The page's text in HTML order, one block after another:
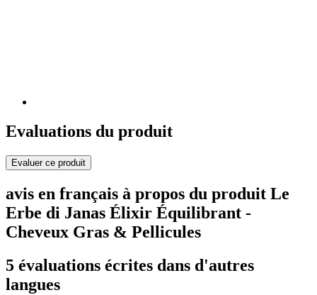
Evaluations du produit
Evaluer ce produit
avis en français à propos du produit Le
Erbe di Janas Élixir Équilibrant -
Cheveux Gras & Pellicules
5 évaluations écrites dans d'autres
langues